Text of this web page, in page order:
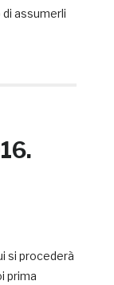
assumerli
si procederà
prima